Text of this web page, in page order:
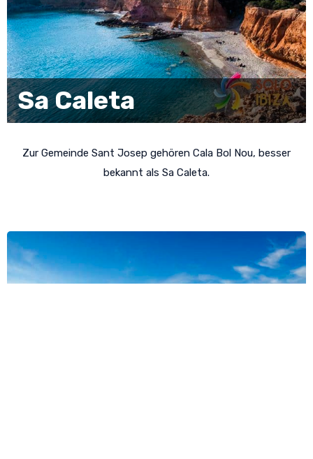
Sa Caleta
Zur Gemeinde Sant Josep gehören Cala Bol Nou, besser
bekannt als Sa Caleta.